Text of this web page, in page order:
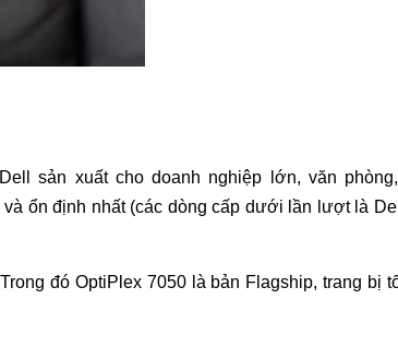
sản xuất cho doanh nghiệp lớn, văn
ổn định nhất (các dòng cấp dưới lần lượt là
đó OptiPlex 7050 là bản Flagship, trang bị